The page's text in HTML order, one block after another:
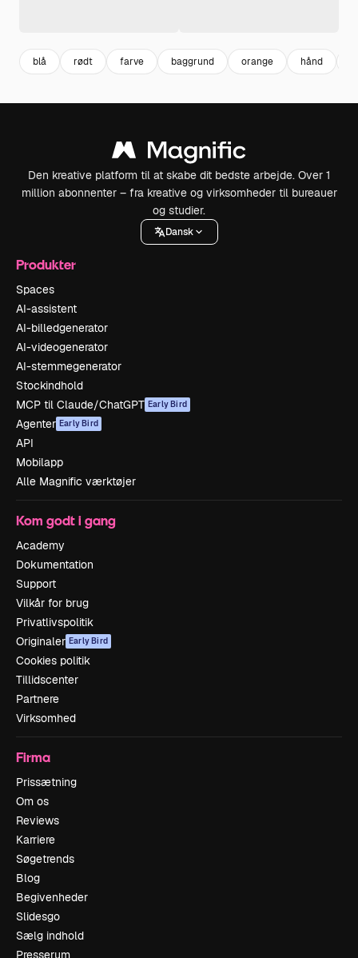
blå rødt farve baggrund orange hånd
Den kreative platform til at skabe dit bedste arbejde. Over 1
million abonnenter – fra kreative og virksomheder til bureauer
og studier.
Dansk
Produkter
Spaces
AI-assistent
AI-billedgenerator
AI-videogenerator
AI-stemmegenerator
Stockindhold
MCP til Claude/ChatGPT Early Bird
Agenter Early Bird
API
Mobilapp
Alle Magnific værktøjer
Kom godt i gang
Academy
Dokumentation
Support
Vilkår for brug
Privatlivspolitik
Originaler Early Bird
Cookies politik
Tillidscenter
Partnere
Virksomhed
Firma
Prissætning
Om os
Reviews
Karriere
Søgetrends
Blog
Begivenheder
Slidesgo
Sælg indhold
Presserum